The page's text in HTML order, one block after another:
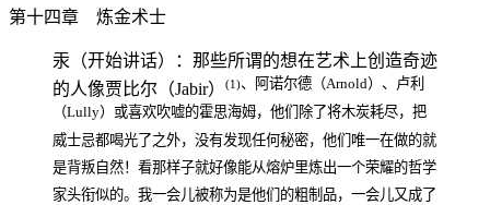
第十四章 炼金术士
汞（开始讲话）：那些所谓的想在艺术上创造奇迹
的人像贾比尔（Jabir）
(1)、阿诺尔德（Arnold）、卢利
（Lully）或喜欢吹嘘的霍思海姆，他们除了将木炭耗尽，把
威士忌都喝光了之外，没有发现任何秘密，他们唯一在做的就
是背叛自然！看那样子就好像能从熔炉里炼出一个荣耀的哲学
家头衔似的。我一会儿被称为是他们的粗制品，一会儿又成了